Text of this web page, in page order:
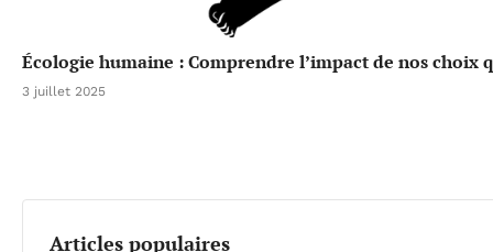
Écologie humaine : Comprendre l’impact de nos choix
3 juillet 2025
Articles populaires